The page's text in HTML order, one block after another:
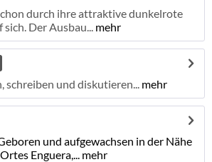
durch ihre attraktive dunkelrote
sich. Der Ausbau... mehr
schreiben und diskutieren... mehr
und aufgewachsen in der Nähe
Enguera,... mehr